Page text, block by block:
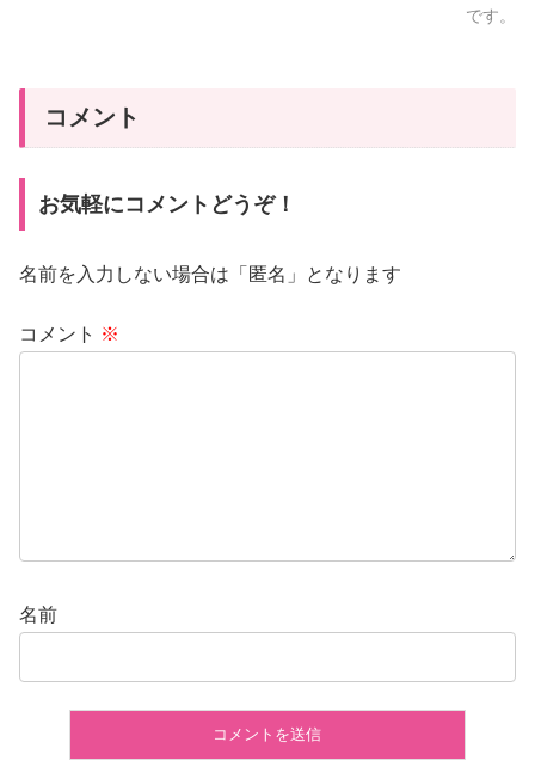
です。
コメント
お気軽にコメントどうぞ！
名前を入力しない場合は「匿名」となります
コメント ※
名前